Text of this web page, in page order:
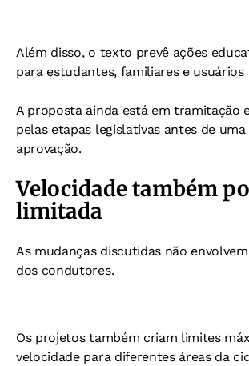
Além disso, o texto prevê ações
para estudantes, familiares e usuários
A proposta ainda está em tramitação
pelas etapas legislativas antes de uma
aprovação.
Velocidade também
limitada
As mudanças discutidas não
dos condutores.
Os projetos também criam limites
velocidade para diferentes áreas da